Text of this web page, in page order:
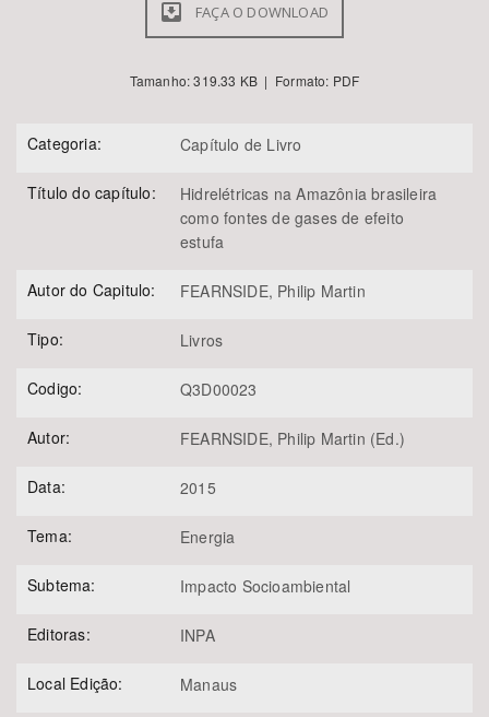
FAÇA O DOWNLOAD
Tamanho: 319.33 KB | Formato: PDF
Categoria: Capítulo de Livro
Título do capítulo:
Hidrelétricas na Amazônia brasileira
como fontes de gases de efeito
estufa
Autor do Capitulo: FEARNSIDE, Philip Martin
Tipo: Livros
Codigo: Q3D00023
Autor: FEARNSIDE, Philip Martin (Ed.)
Data: 2015
Tema: Energia
Subtema: Impacto Socioambiental
Editoras: INPA
Local Edição: Manaus